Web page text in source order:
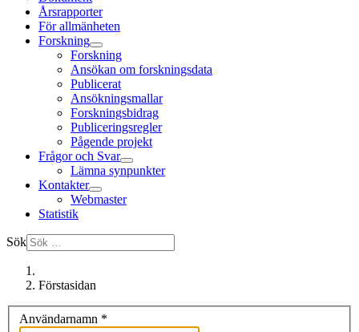
Årsrapporter
För allmänheten
Forskning
Forskning
Ansökan om forskningsdata
Publicerat
Ansökningsmallar
Forskningsbidrag
Publiceringsregler
Pågende projekt
Frågor och Svar
Lämna synpunkter
Kontakter
Webmaster
Statistik
Sök
Förstasidan
Användarnamn *